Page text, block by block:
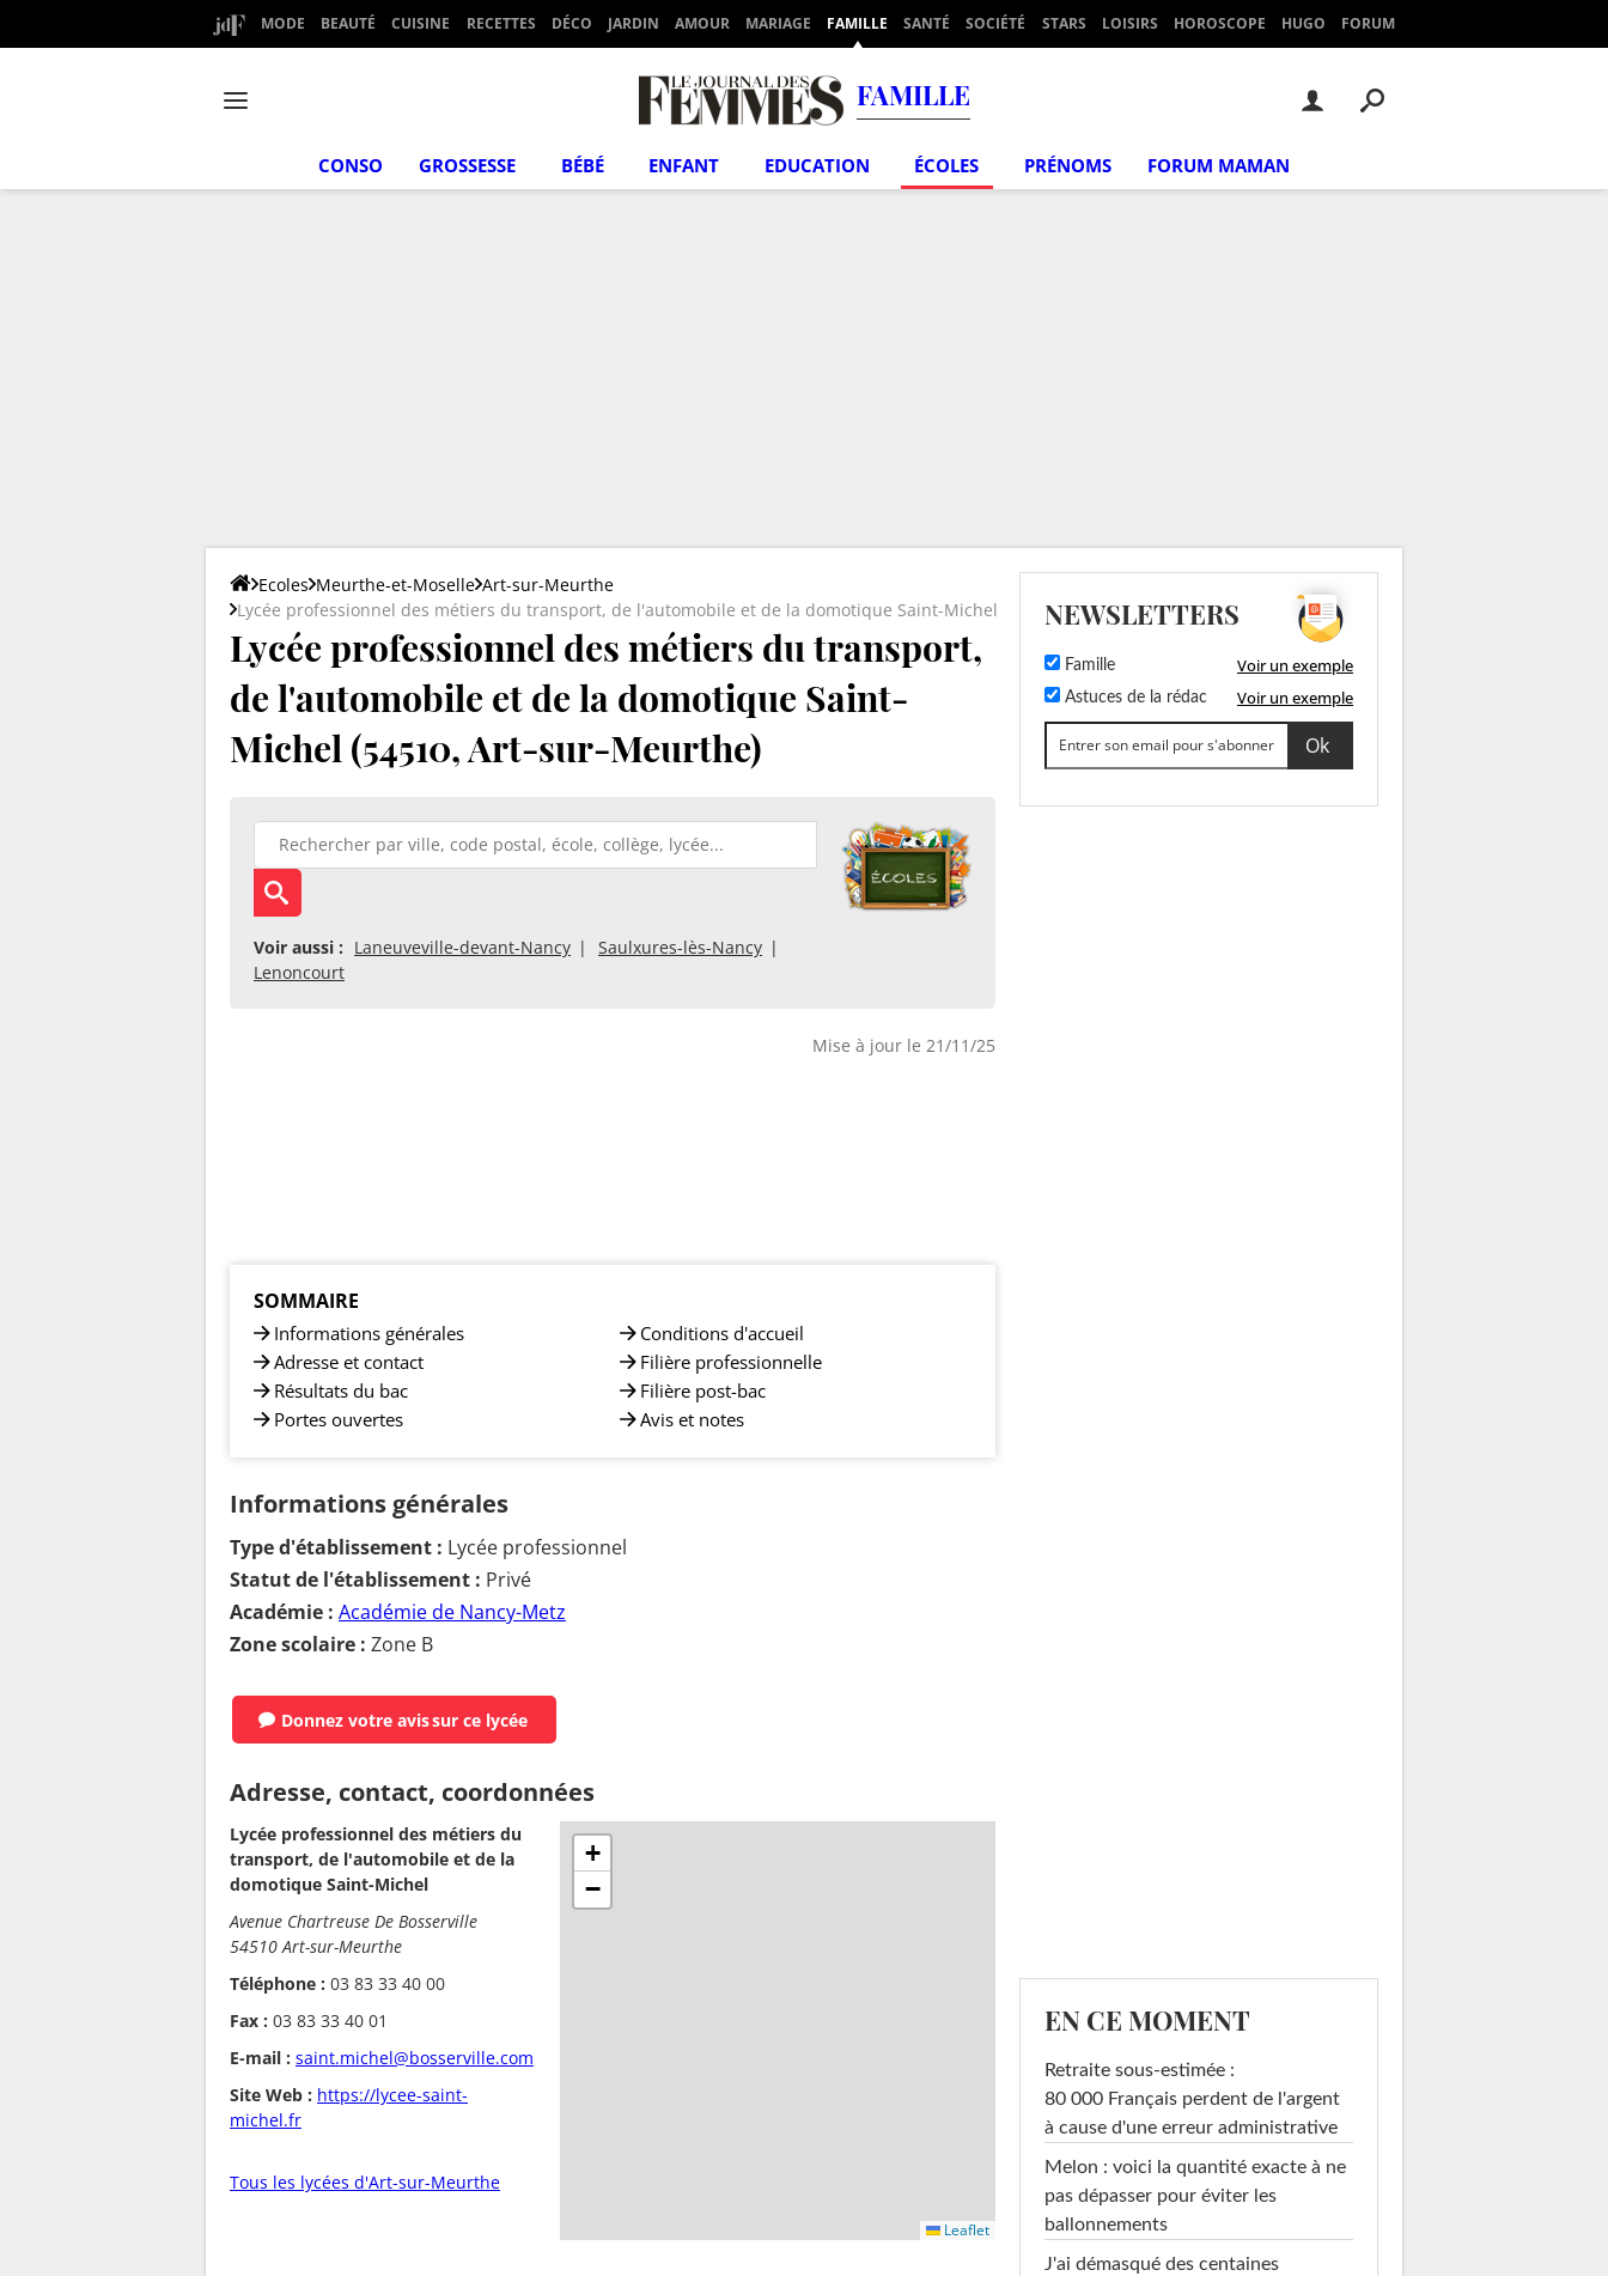
MODE BEAUTÉ CUISINE RECETTES DÉCO JARDIN AMOUR MARIAGE FAMILLE SANTÉ SOCIÉTÉ STARS LOISIRS HOROSCOPE HUGO FORUM
FAMILLE
CONSO GROSSESSE BÉBÉ ENFANT EDUCATION ÉCOLES PRÉNOMS FORUM MAMAN
Ecoles Meurthe-et-Moselle Art-sur-Meurthe
Lycée professionnel des métiers du transport, de l'automobile et de la domotique Saint-Michel
Lycée professionnel des métiers du transport,
de l'automobile et de la domotique Saint-
Michel (54510, Art-sur-Meurthe)
Voir aussi : Laneuveville-devant-Nancy
Saulxures-lès-Nancy
Lenoncourt
Mise à jour le 21/11/25
SOMMAIRE
Informations générales
Adresse et contact
Résultats du bac
Portes ouvertes
Conditions d'accueil
Filière professionnelle
Filière post-bac
Avis et notes
Informations générales
Type d'établissement : Lycée professionnel
Statut de l'établissement : Privé
Académie : Académie de Nancy-Metz
Zone scolaire : Zone B
Donnez votre avissur ce lycée
Adresse, contact, coordonnées
Lycée professionnel des métiers du
transport, de l'automobile et de la
domotique Saint-Michel
Avenue Chartreuse De Bosserville
54510 Art-sur-Meurthe
Téléphone : 03 83 33 40 00
Fax : 03 83 33 40 01
E-mail : saint.michel@bosserville.com
Site Web : https://lycee-saint-
michel.fr
Tous les lycées d'Art-sur-Meurthe
+
−
Leaflet
NEWSLETTERS
Famille Voir un exemple
Astuces de la rédac Voir un exemple
EN CE MOMENT
Retraite sous-estimée :
80 000 Français perdent de l'argent
à cause d'une erreur administrative
Melon : voici la quantité exacte à ne
pas dépasser pour éviter les
ballonnements
J'ai démasqué des centaines